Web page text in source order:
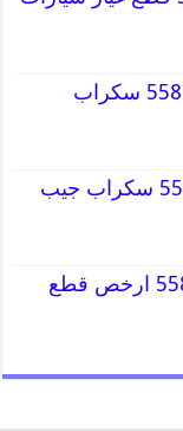
قطع غيار باجيرو 55818355 سكراب
قطع غيار جيب 55818355 سكراب جيب
قطع غيار دودج 55818355 ارخص قطع